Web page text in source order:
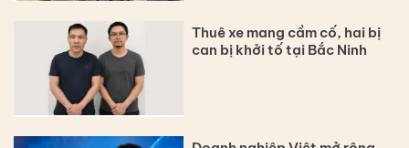
Thuê xe mang cầm cố, hai bị
can bị khởi tố tại Bắc Ninh